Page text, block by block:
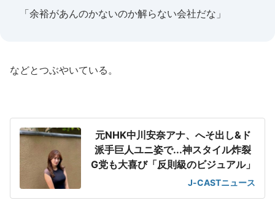
「余裕があんのかないのか解らない会社だな」
などとつぶやいている。
元NHK中川安奈アナ、へそ出し&ド
派手巨人ユニ姿で...神スタイル炸裂
G党も大喜び「反則級のビジュアル」
J-CASTニュース